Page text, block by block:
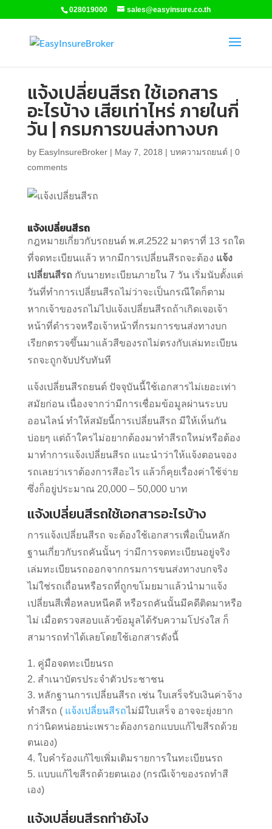
028019000 sales@easyinsure.co.th
แจ้งเปลี่ยนสีรถ ใช้เอกสาร
อะไรบ้าง เสียเท่าไหร่ ภายในกี่
วัน | กรมการขนส่งทางบก
by EasyInsureBroker| May 7, 2018 | บทความรถยนต์ | 0
comments
แจ้งเปลี่ยนสีรถ
กฎหมายเกี่ยวกับรถยนต์ พ.ศ.2522 มาตราที่ 13 รถใด
ที่จดทะเบียนแล้ว หากมีการเปลี่ยนสีรถจะต้อง แจ้ง
เปลี่ยนสีรถ กับนายทะเบียนภายใน 7 วัน เริ่มนับตั้งแต่
วันที่ทำการเปลี่ยนสีรถไม่ว่าจะเป็นกรณีใดก็ตาม
หากเจ้าของรถไม่ไปแจ้งเปลี่ยนสีรถถ้าเกิดเจอเจ้า
หน้าที่ตำรวจหรือเจ้าหน้าที่กรมการขนส่งทางบก
เรียกตรวจขึ้นมาแล้วสีของรถไม่ตรงกับเล่มทะเบียน
รถจะถูกจับปรับทันที
แจ้งเปลี่ยนสีรถยนต์ ปัจจุบันนี้ใช้เอกสารไม่เยอะเท่า
สมัยก่อน เนื่องจากว่ามีการเชื่อมข้อมูลผ่านระบบ
ออนไลน์ ทำให้สมัยนี้การเปลี่ยนสีรถ มีให้เห็นกัน
บ่อยๆ แต่ถ้าใครไม่อยากต้องมาทำสีรถใหม่หรือต้อง
มาทำการแจ้งเปลี่ยนสีรถ แนะนำว่าให้แจ้งตอนจอง
รถเลยว่าเราต้องการสีอะไร แล้วก็คุยเรื่องค่าใช้จ่าย
ซึ่งก็อยู่ประมาณ 20,000 – 50,000 บาท
แจ้งเปลี่ยนสีรถใช้เอกสารอะไรบ้าง
การแจ้งเปลี่ยนสีรถ จะต้องใช้เอกสารเพื่อเป็นหลัก
ฐานเกี่ยวกับรถคันนั้นๆ ว่ามีการจดทะเบียนอยู่จริง
เล่มทะเบียนรถออกจากกรมการขนส่งทางบกจริง
ไม่ใช่รถเถื่อนหรือรถที่ถูกขโมยมาแล้วนำมาแจ้ง
เปลี่ยนสีเพื่อหลบหนีคดี หรือรถคันนั้นมีคดีติดมาหรือ
ไม่ เมื่อตรวจสอบแล้วข้อมูลได้รับความโปร่งใส ก็
สามารถทำได้เลยโดยใช้เอกสารดังนี้
คู่มือจดทะเบียนรถ
สำเนาบัตรประจำตัวประชาชน
หลักฐานการเปลี่ยนสีรถ เช่น ใบเสร็จรับเงินค่าจ้าง
ทำสีรถ ( แจ้งเปลี่ยนสีรถไม่มีใบเสร็จ อาจจะยุ่งยาก
กว่านิดหน่อยน่ะเพราะต้องกรอกแบบแก้ไขสีรถด้วย
ตนเอง)
ใบคำร้องแก้ไขเพิ่มเติมรายการในทะเบียนรถ
แบบแก้ไขสีรถด้วยตนเอง (กรณีเจ้าของรถทำสี
เอง)
แจ้งเปลี่ยนสีรถทำยังไง